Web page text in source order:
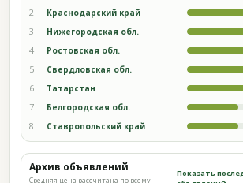
2 Краснодарский край
3 Нижегородская обл.
4 Ростовская обл.
5 Свердловская обл.
6 Татарстан
7 Белгородская обл.
8 Ставропольский край
Архив объявлений
Средняя цена рассчитана по всему
Показать